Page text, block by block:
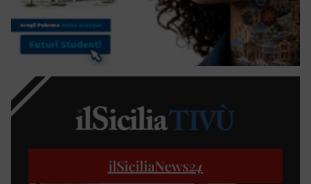
ilSiciliaNews24